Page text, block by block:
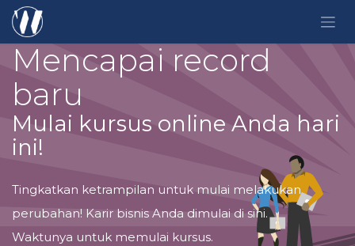
Skip ke Konten
Mencapai record
baru
Mulai kursus online Anda hari
ini!
Tingkatkan ketrampilan untuk mulai melakukan
perubahan! Karir bisnis Anda dimulai di sini.
Waktunya untuk memulai kursus.